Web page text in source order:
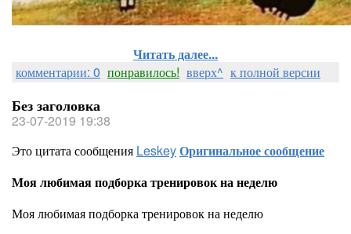
Читать далее...
комментарии: 0 понравилось! вверх^ к полной версии
Без заголовка
23-07-2019 19:38
Это цитата сообщения LeskeyОригинальное сообщение
Моя любимая подборка тренировок на неделю
Моя любимая подборка тренировок на неделю